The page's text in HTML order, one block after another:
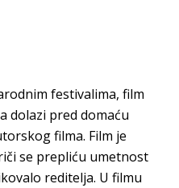
festivalima, film
dolazi pred domaću
filma. Film je
se prepliću umetnost
reditelja. U filmu